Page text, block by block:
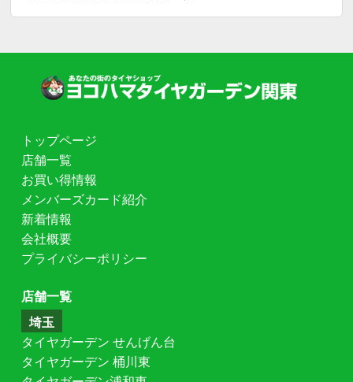
トップページ
店舗一覧
お買い得情報
メンバーズカード紹介
新着情報
会社概要
プライバシーポリシー
店舗一覧
埼玉
タイヤガーデン せんげん台
タイヤガーデン 桶川東